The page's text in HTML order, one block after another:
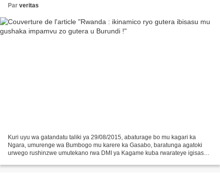
Par veritas
Kuri uyu wa gatandatu taliki ya 29/08/2015, abaturage bo mu kagari ka
Ngara, umurenge wa Bumbogo mu karere ka Gasabo, baratunga agatoki
urwego rushinzwe umutekano rwa DMI ya Kagame kuba rwarateye igisasu